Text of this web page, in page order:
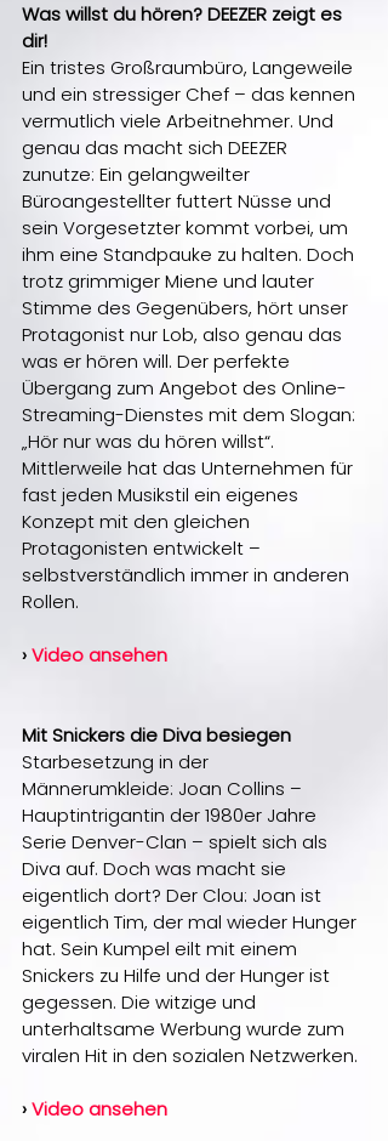
Was willst du hören? DEEZER zeigt es
dir!
Ein tristes Großraumbüro, Langeweile
und ein stressiger Chef – das kennen
vermutlich viele Arbeitnehmer. Und
genau das macht sich DEEZER
zunutze: Ein gelangweilter
Büroangestellter futtert Nüsse und
sein Vorgesetzter kommt vorbei, um
ihm eine Standpauke zu halten. Doch
trotz grimmiger Miene und lauter
Stimme des Gegenübers, hört unser
Protagonist nur Lob, also genau das
was er hören will. Der perfekte
Übergang zum Angebot des Online-
Streaming-Dienstes mit dem Slogan:
„Hör nur was du hören willst“.
Mittlerweile hat das Unternehmen für
fast jeden Musikstil ein eigenes
Konzept mit den gleichen
Protagonisten entwickelt –
selbstverständlich immer in anderen
Rollen.
› Video ansehen
Mit Snickers die Diva besiegen
Starbesetzung in der
Männerumkleide: Joan Collins –
Hauptintrigantin der 1980er Jahre
Serie Denver-Clan – spielt sich als
Diva auf. Doch was macht sie
eigentlich dort? Der Clou: Joan ist
eigentlich Tim, der mal wieder Hunger
hat. Sein Kumpel eilt mit einem
Snickers zu Hilfe und der Hunger ist
gegessen. Die witzige und
unterhaltsame Werbung wurde zum
viralen Hit in den sozialen Netzwerken.
› Video ansehen